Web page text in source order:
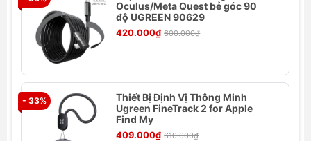
Dung lượng hỗ trợ:Lên đến 16TB (8TB x 2)
Chế độ RAID:RAID 0 (tăng tốc độ), RAID 1
(sao lưu), Normal (độc lập)
Chip xử lý:
Nguồn điện:DC 12V/3A
Màu sắc: Xám
Chất liệu: Hợp kim nhôm & Nhựa ABS
Hệ điều hành tương thích:Windows, macOS,
Oculus/Meta Quest bẻ góc 90
độ UGREEN 90629
420.000₫ 600.000₫
- 33%
Thiết Bị Định Vị Thông Minh
Ugreen FineTrack 2 for Apple
Find My
409.000₫ 610.000₫